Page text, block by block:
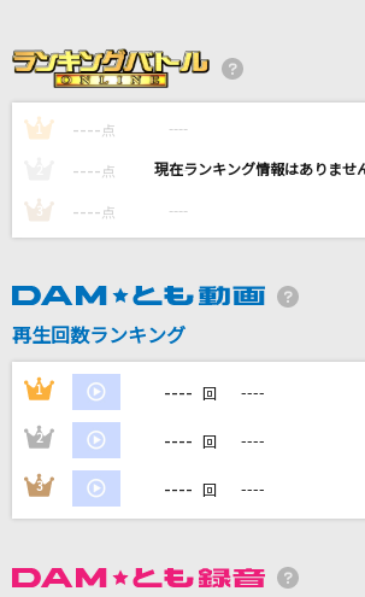
[生音]ミ・アモーレ
中森明菜
僕が僕であるために
Mr.Children
[生音]青と夏
[生音]地上の星
中島みゆき
DAMの新曲・ランキングなど
1 ---- 点 ----
---- 点 ----
3 ---- 点 ----
再生回数ランキング
1 ---- 回 ----
2 ---- 回 ----
3 ---- 回 ----